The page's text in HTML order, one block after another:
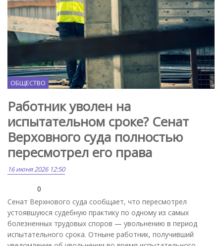
ОБЩЕСТВО
Работник уволен на
испытательном сроке? Сенат
Верховного суда полностью
пересмотрел его права
16 июня 2026 12:50
0
Сенат Верхнового суда сообщает, что пересмотрел
устоявшуюся судебную практику по одному из самых
болезненных трудовых споров — увольнению в период
испытательного срока. Отныне работник, получивший